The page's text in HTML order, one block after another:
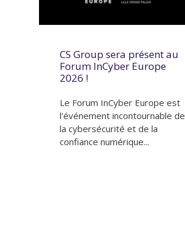
CS Group sera présent au
Forum InCyber Europe
2026 !
Le Forum InCyber Europe est
l’événement incontournable de
la cybersécurité et de la
confiance numérique...